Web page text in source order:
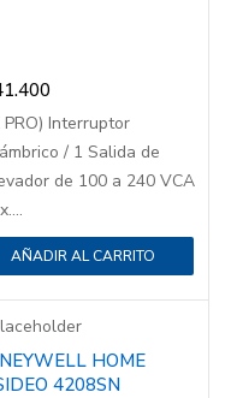
PRO) Interruptor
/ 1 Salida de
de 100 a 240 VCA
AÑADIR AL CARRITO
HOME
4208SN